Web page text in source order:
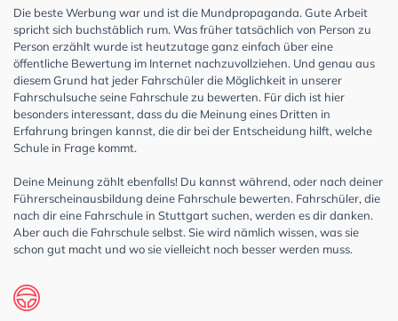
Die beste Werbung war und ist die Mundpropaganda. Gute Arbeit
spricht sich buchstäblich rum. Was früher tatsächlich von Person zu
Person erzählt wurde ist heutzutage ganz einfach über eine
öffentliche Bewertung im Internet nachzuvollziehen. Und genau aus
diesem Grund hat jeder Fahrschüler die Möglichkeit in unserer
Fahrschulsuche seine Fahrschule zu bewerten. Für dich ist hier
besonders interessant, dass du die Meinung eines Dritten in
Erfahrung bringen kannst, die dir bei der Entscheidung hilft, welche
Schule in Frage kommt.
Deine Meinung zählt ebenfalls! Du kannst während, oder nach deiner
Führerscheinausbildung deine Fahrschule bewerten. Fahrschüler, die
nach dir eine Fahrschule in Stuttgart suchen, werden es dir danken.
Aber auch die Fahrschule selbst. Sie wird nämlich wissen, was sie
schon gut macht und wo sie vielleicht noch besser werden muss.